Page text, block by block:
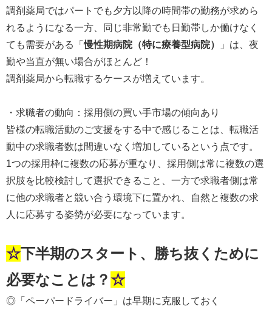
調剤薬局ではパートでも夕方以降の時間帯の勤務が求めら
れるようになる一方、同じ非常勤でも日勤帯しか働けなく
ても需要がある「慢性期病院（特に療養型病院）
」は、夜
勤や当直が無い場合がほとんど！
調剤薬局から転職するケースが増えています。
・求職者の動向：採用側の買い手市場の傾向あり
皆様の転職活動のご支援をする中で感じることは、転職活
動中の求職者数は間違いなく増加しているという点です。
1つの採用枠に複数の応募が重なり、採用側は常に複数の選
択肢を比較検討して選択できること、一方で求職者側は常
に他の求職者と競い合う環境下に置かれ、自然と複数の求
人に応募する姿勢が必要になっています。
☆下半期のスタート、勝ち抜くために
必要なことは？☆
◎「ペーパードライバー」は早期に克服しておく